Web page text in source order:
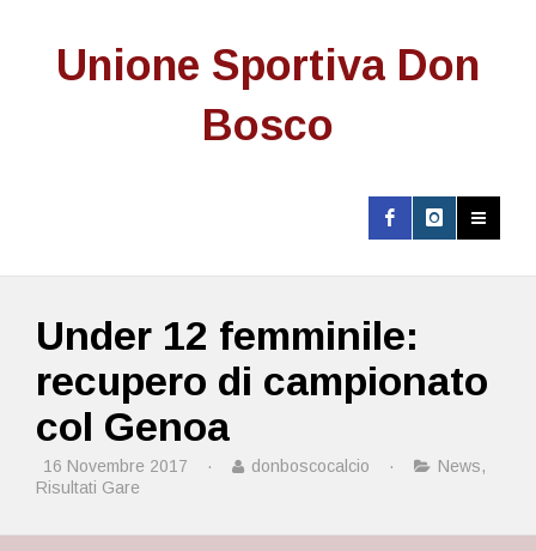
Unione Sportiva Don
Bosco
Under 12 femminile:
recupero di campionato
col Genoa
16 Novembre 2017 · donboscocalcio · News,
Risultati Gare